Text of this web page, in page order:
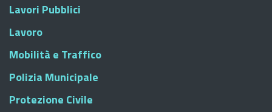
Lavori Pubblici
Lavoro
Mobilità e Traffico
Polizia Municipale
Protezione Civile